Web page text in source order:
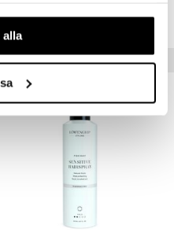
av vår webbplats.
alla
sinulle